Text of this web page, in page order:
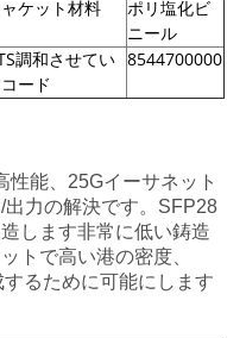
ケット材料
ポリ塩化ビ
ニール
調和させてい
ード
8544700000
性能、25Gイーサネット
力の解決です。SFP28
します非常に低い鋳造
トで高い港の密度、
るために可能にします